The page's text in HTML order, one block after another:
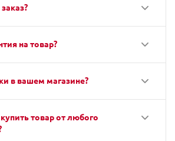
на товар?
в вашем магазине?
товар от любого